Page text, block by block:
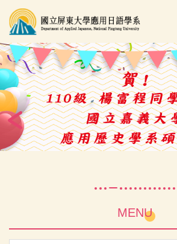
跳
到
主
要
內
容
區
MENU